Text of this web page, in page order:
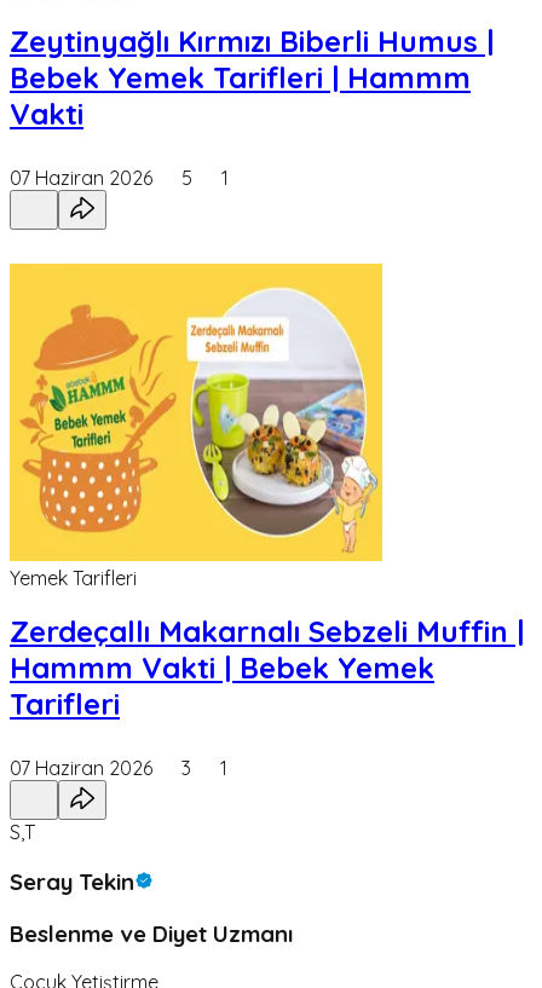
Zeytinyağlı Kırmızı Biberli Humus |
Bebek Yemek Tarifleri | Hammm
Vakti
07 Haziran 2026 5 1
Yemek Tarifleri
Zerdeçallı Makarnalı Sebzeli Muffin |
Hammm Vakti | Bebek Yemek
Tarifleri
07 Haziran 2026 3 1
S,T
Seray Tekin
Beslenme ve Diyet Uzmanı
Çocuk Yetiştirme